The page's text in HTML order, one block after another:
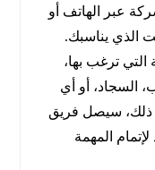
عبر الهاتف أو
الذي يناسبك.
التي ترغب بها،
السجاد، أو أي
ذلك، سيصل فريق
المهمة